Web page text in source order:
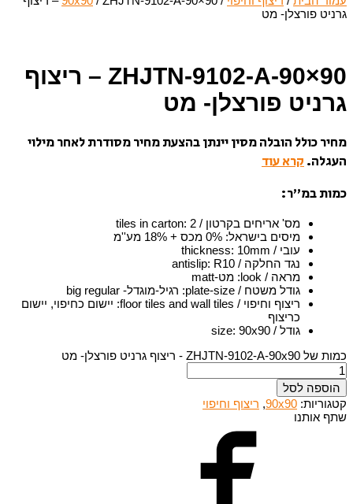
גרניט פורצלן- מט
ZHJTN-9102-A-90×90 – ריצוף
גרניט פורצלן- מט
מחיר כולל הובלה מסין יינתן בהצעת מחיר מסודרת לאחר מילוי
העגלה. קרא עוד
כמות במ”ר:
מס' אריחים בקרטון / tiles in carton : 2
מיסים בישראל: 0% מכס + 18% מע''מ
עובי / thickness
: 10mm
נגד החלקה / antislip
: R10
מראה / look
: מט-matt
גודל משטח / plate-size
: רגיל-מוגדל- big regular
ריצוף וחיפוי / floor tiles and wall tiles
: יישום כחיפוי, יישום
כריצוף
גודל / size
:90x90
כמות של ZHJTN-9102-A-90x90 - ריצוף גרניט פורצלן- מט
הוספה לסל
קטגוריות: 90x90
, ריצוף וחיפוי
שתף אותנו